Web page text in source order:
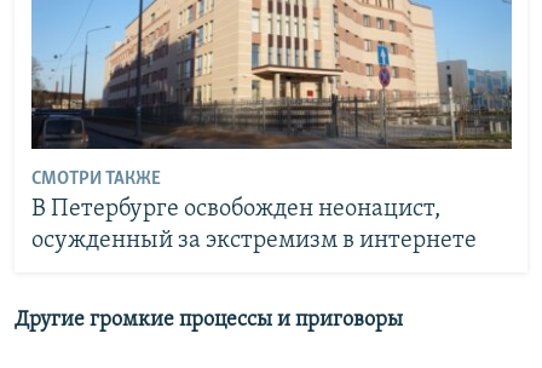
СМОТРИ ТАКЖЕ
В Петербурге освобожден неонацист,
осужденный за экстремизм в интернете
Другие громкие процессы и приговоры